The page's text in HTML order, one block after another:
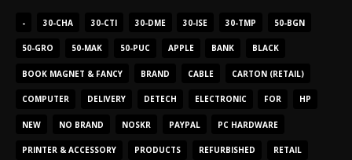
- 30-CHA 30-CTI 30-DME 30-ISE 30-TMP 50-BGN
50-GRO 50-MAK 50-PUC APPLE BANK BLACK
BOOK MAGNET & FANCY BRAND CABLE CARTON (RETAIL)
COMPUTER DELIVERY DETECH ELECTRONIC FOR HP
NEW NO BRAND NOSKR PAYPAL PC HARDWARE
PRINTER & ACCESSORY PRODUCTS REFURBISHED RETAIL